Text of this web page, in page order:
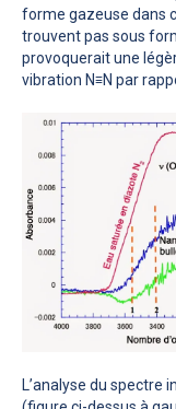
forme gazeuse dans
trouvent pas sous
provoquerait une
vibration N≡N par
L’analyse du spectre